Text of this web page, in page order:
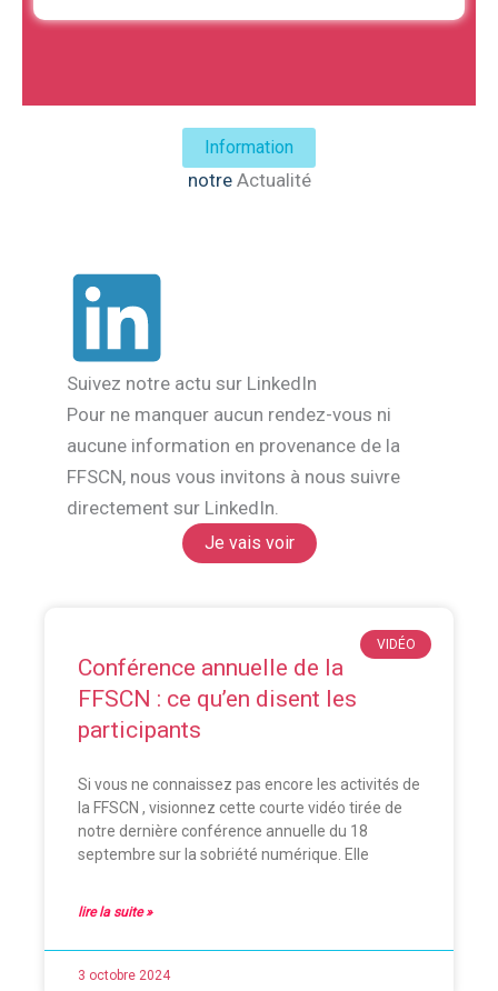
Information
notreActualité
Suivez notre actu sur LinkedIn
Pour ne manquer aucun rendez-vous ni
aucune information en provenance de la
FFSCN, nous vous invitons à nous suivre
directement sur LinkedIn.
Je vais voir
VIDÉO
Conférence annuelle de la
FFSCN : ce qu’en disent les
participants
Si vous ne connaissez pas encore les activités de
la FFSCN , visionnez cette courte vidéo tirée de
notre dernière conférence annuelle du 18
septembre sur la sobriété numérique. Elle
lire la suite »
3 octobre 2024